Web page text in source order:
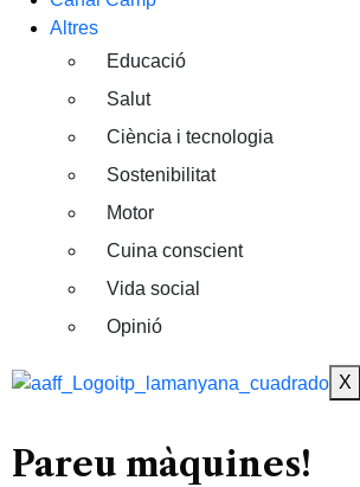
Altres
Educació
Salut
Ciència i tecnologia
Sostenibilitat
Motor
Cuina conscient
Vida social
Opinió
X
Pareu màquines!